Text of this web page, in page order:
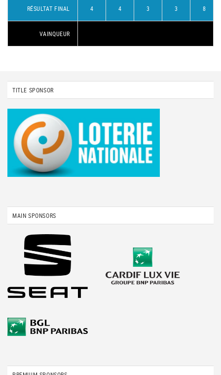
RÉSULTAT FINAL 4 4 3 3 8
VAINQUEUR
TITLE SPONSOR
MAIN SPONSORS